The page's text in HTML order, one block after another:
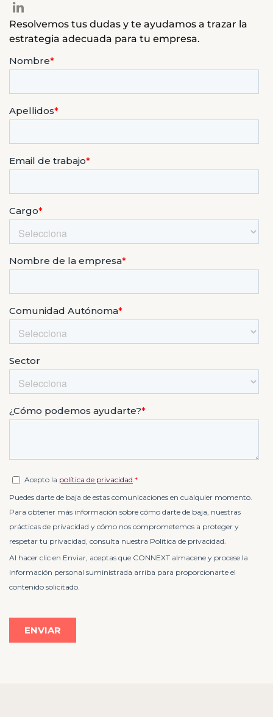
Resolvemos tus dudas y te ayudamos a trazar la
estrategia adecuada para tu empresa.